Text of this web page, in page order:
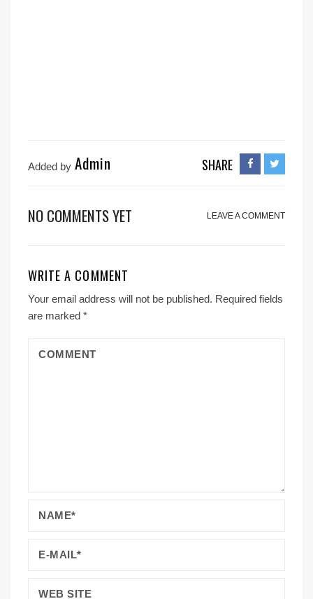
Added by Admin SHARE
NO COMMENTS YET LEAVE A COMMENT
WRITE A COMMENT
Your email address will not be published. Required fields
are marked *